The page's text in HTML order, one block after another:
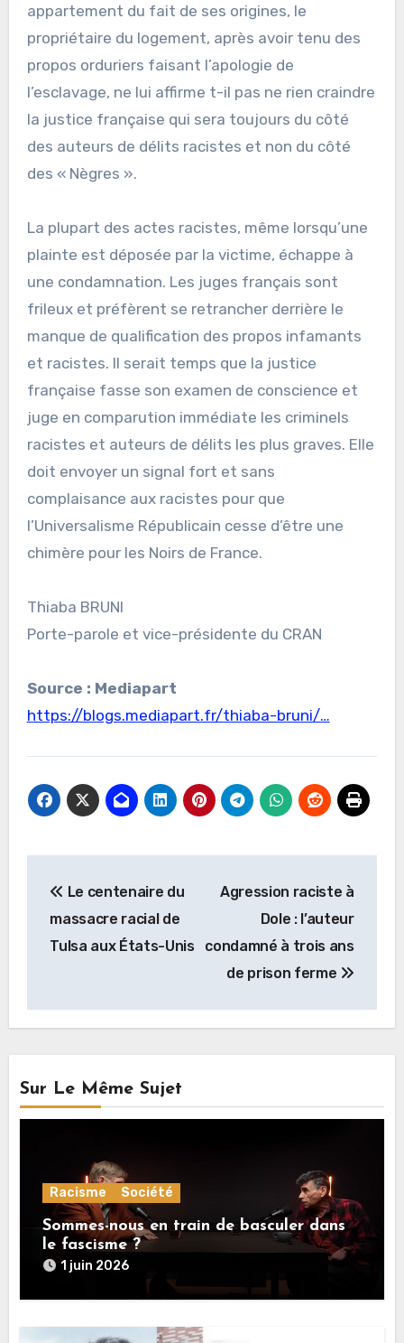
appartement du fait de ses origines, le
propriétaire du logement, après avoir tenu des
propos orduriers faisant l’apologie de
l’esclavage, ne lui affirme t-il pas ne rien craindre
la justice française qui sera toujours du côté
des auteurs de délits racistes et non du côté
des « Nègres ».
La plupart des actes racistes, même lorsqu’une
plainte est déposée par la victime, échappe à
une condamnation. Les juges français sont
frileux et préfèrent se retrancher derrière le
manque de qualification des propos infamants
et racistes. Il serait temps que la justice
française fasse son examen de conscience et
juge en comparution immédiate les criminels
racistes et auteurs de délits les plus graves. Elle
doit envoyer un signal fort et sans
complaisance aux racistes pour que
l’Universalisme Républicain cesse d’être une
chimère pour les Noirs de France.
Thiaba BRUNI
Porte-parole et vice-présidente du CRAN
Source : Mediapart
https://blogs.mediapart.fr/thiaba-bruni/…
de
l’article
Le centenaire du
massacre racial de
Tulsa aux États-Unis
Agression raciste à
Dole : l’auteur
condamné à trois ans
de prison ferme
Sur Le Même Sujet
Racisme Société
Sommes-nous en train de basculer dans
le fascisme ?
1 juin 2026